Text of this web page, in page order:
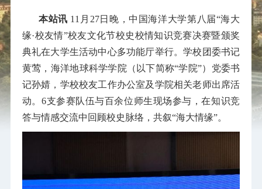
本站讯 11月27日晚，中国海洋大学第八届“海大
缘·校友情”校友文化节校史校情知识竞赛决赛暨颁奖
典礼在大学生活动中心多功能厅举行。学校团委书记
黄莺，海洋地球科学学院（以下简称“学院”）党委书
记孙婧，学校校友工作办公室及学院相关老师出席活
动。6支参赛队伍与百余位师生现场参与，在知识竞
答与情感交流中回顾校史脉络，共叙“海大情缘”。